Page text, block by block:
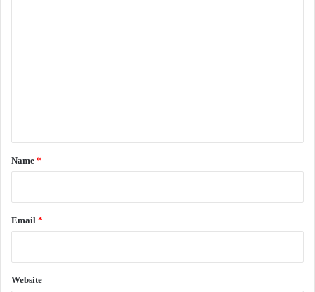
*
Name *
Email *
Website